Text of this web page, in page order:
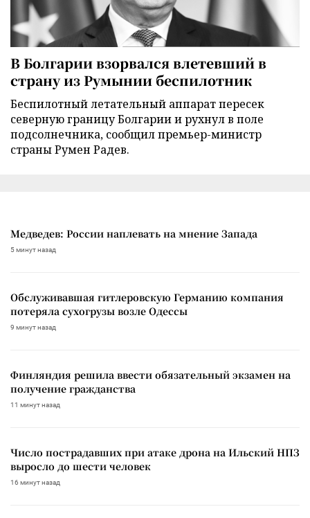
В Болгарии взорвался влетевший в
страну из Румынии беспилотник
Беспилотный летательный аппарат пересек
северную границу Болгарии и рухнул в поле
подсолнечника, сообщил премьер-министр
страны Румен Радев.
Медведев: России наплевать на мнение Запада
5 минут назад
Обслуживавшая гитлеровскую Германию компания
потеряла сухогрузы возле Одессы
9 минут назад
Финляндия решила ввести обязательный экзамен на
получение гражданства
11 минут назад
Число пострадавших при атаке дрона на Ильский НПЗ
выросло до шести человек
16 минут назад